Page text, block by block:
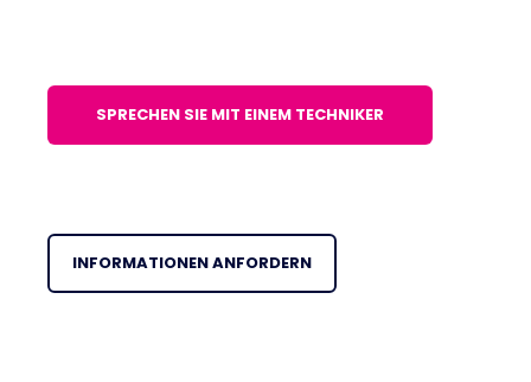
SPRECHEN SIE MIT EINEM TECHNIKER
INFORMATIONEN ANFORDERN